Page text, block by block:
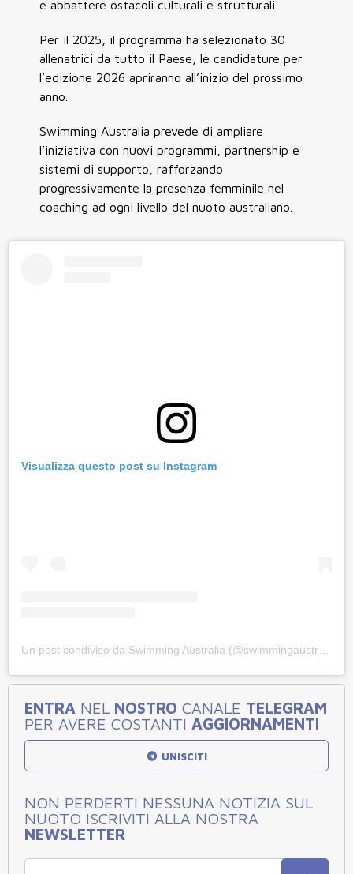
e abbattere ostacoli culturali e strutturali.
Per il 2025, il programma ha selezionato 30
allenatrici da tutto il Paese, le candidature per
l’edizione 2026 apriranno all’inizio del prossimo
anno.
Swimming Australia prevede di ampliare
l’iniziativa con nuovi programmi, partnership e
sistemi di supporto, rafforzando
progressivamente la presenza femminile nel
coaching ad ogni livello del nuoto australiano.
Visualizza questo post su Instagram
ENTRA NEL NOSTRO CANALE TELEGRAM
PER AVERE COSTANTI AGGIORNAMENTI
UNISCITI
NON PERDERTI NESSUNA NOTIZIA SUL
NUOTO ISCRIVITI ALLA NOSTRA
NEWSLETTER